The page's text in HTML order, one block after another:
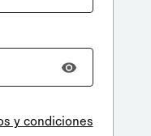
y condiciones